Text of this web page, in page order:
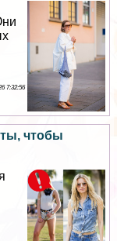
7:32:56
чтобы